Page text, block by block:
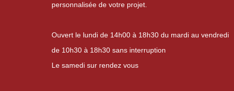
personnalisée de votre projet.
Ouvert le lundi de 14h00 à 18h30 du mardi au vendredi
de 10h30 à 18h30 sans interruption
Le samedi sur rendez vous